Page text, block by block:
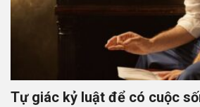
Tự giác kỷ luật để có cuộc